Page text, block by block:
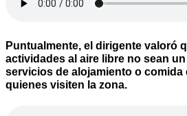
Puntualmente, el dirigente valoró
actividades al aire libre no sean
servicios de alojamiento o comida
quienes visiten la zona.